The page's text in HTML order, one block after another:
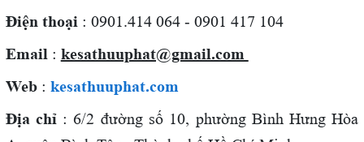
Điện thoại : 0901.414 064 - 0901 417 104
Email : kesathuuphat@gmail.com
Web : kesathuuphat.com
Địa chỉ : 6/2 đường số 10, phường Bình Hưng Hòa